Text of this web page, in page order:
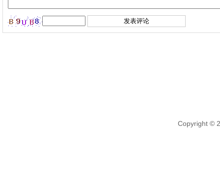
Copyright ©